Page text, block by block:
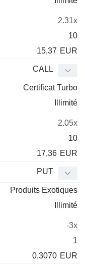
2.31x
10
15,37 EUR
CALL
Certificat Turbo
Illimité
2.05x
10
17,36 EUR
PUT
Produits Exotiques
Illimité
-3x
1
0,3070 EUR